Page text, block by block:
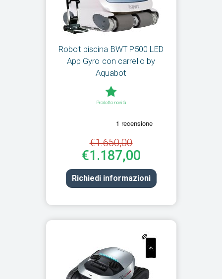
Robot piscina BWT P500 LED
App Gyro con carrello by
Aquabot
Prodotto novità
€1.650,00
€1.187,00
Richiedi informazioni